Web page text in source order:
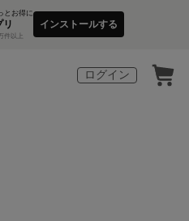
とお得に
リ
件以上
インストールする
ログイン